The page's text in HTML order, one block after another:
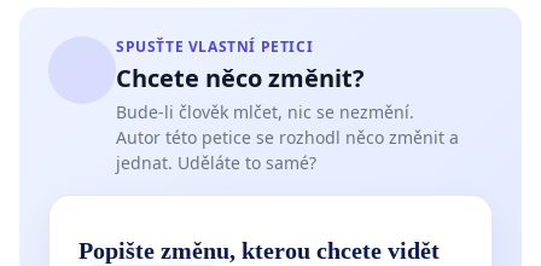
SPUSŤTE VLASTNÍ PETICI
Chcete něco změnit?
Bude-li člověk mlčet, nic se nezmění.
Autor této petice se rozhodl něco změnit a
jednat. Uděláte to samé?
Popište změnu, kterou chcete vidět